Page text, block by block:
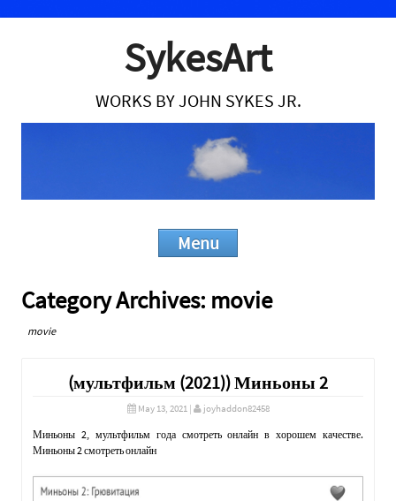
SykesArt
WORKS BY JOHN SYKES JR.
Menu
Category Archives: movie
movie
(мультфильм (2021)) Миньоны 2
May 13, 2021| joyhaddon82458
Миньоны 2, мультфильм года смотреть онлайн в хорошем качестве.
Миньоны 2 смотреть онлайн